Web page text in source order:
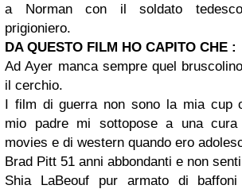
a Norman con il soldato
prigioniero.
DA QUESTO FILM HO CAPITO CHE :
Ad Ayer manca sempre quel
il cerchio.
I film di guerra non sono la mia cup
mio padre mi sottopose a una
movies e di western quando ero
Brad Pitt 51 anni abbondanti e non
Shia LaBeouf pur armato di